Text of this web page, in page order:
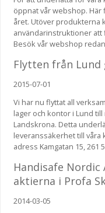
öppnat vår webshop. Här
året. Utöver produkterna
användarinstruktioner att
Besök vår webshop
Flytten från
2015-07-01
Vi har nu flyttat all
lager och kontor i Lund
Landskrona. Detta
leveranssäkerhet till våra
adress Kamgatan 15, 261
Handisafe Nordic
aktierna i Profa
2014-03-05